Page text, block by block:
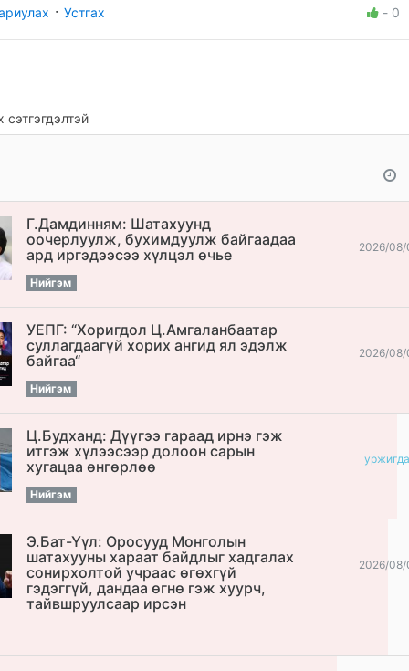
· Устгах - 0
Г.Дамдинням: Шатахуунд
оочерлуулж, бухимдуулж байгаадаа
ард иргэдээсээ хүлцэл өчье
Нийгэм
2026/08/
УЕПГ: “Хоригдол Ц.Амгаланбаатар
cуллагдаагүй хорих ангид ял эдэлж
байгаа“
Нийгэм
2026/08/
Ц.Будханд: Дүүгээ гараад ирнэ гэж
итгэж хүлээсээр долоон сарын
хугацаа өнгөрлөө
Нийгэм
Э.Бат-Үүл: Оросууд Монголын
шатахууны хараат байдлыг хадгалах
сонирхолтой учраас өгөхгүй
гэдэггүй, дандаа өгнө гэж хуурч,
тайвшруулсаар ирсэн
2026/08/